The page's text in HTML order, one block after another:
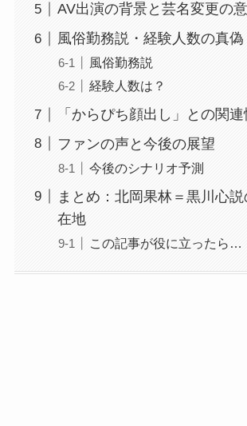
AV出演の背景と芸名変更の
風俗勤務説・経験人数の真偽
風俗勤務説
経験人数は？
「からぴち顔出し」との関連
ファンの声と今後の展望
今後のシナリオ予測
まとめ：北岡果林＝黒川心
在地
この記事が役に立ったら…